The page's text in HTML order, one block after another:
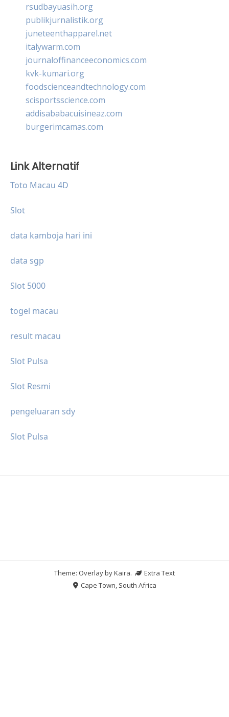
rsudbayuasih.org
publikjurnalistik.org
juneteenthapparel.net
italywarm.com
journaloffinanceeconomics.com
kvk-kumari.org
foodscienceandtechnology.com
scisportsscience.com
addisababacuisineaz.com
burgerimcamas.com
Link Alternatif
Toto Macau 4D
Slot
data kamboja hari ini
data sgp
Slot 5000
togel macau
result macau
Slot Pulsa
Slot Resmi
pengeluaran sdy
Slot Pulsa
Theme: Overlay byKaira.
Extra Text
Cape Town, South Africa